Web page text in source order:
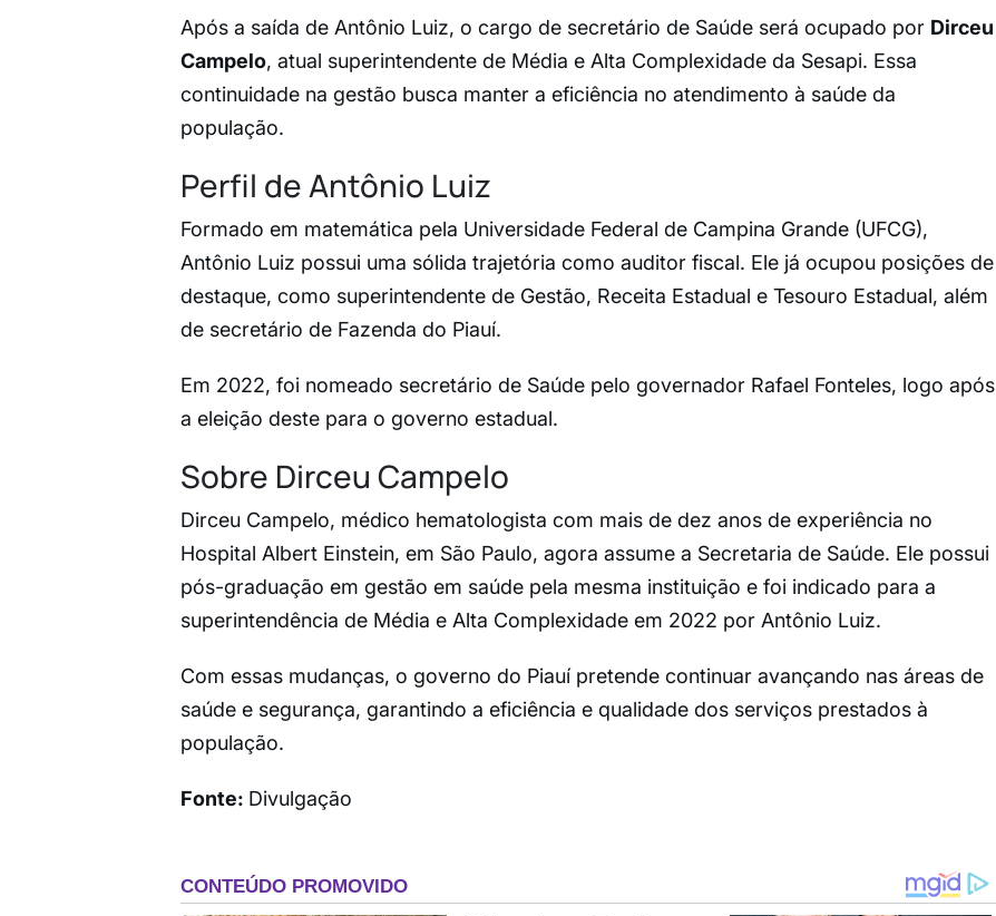
Após a saída de Antônio Luiz, o cargo de secretário de Saúde será ocupado por Dirceu
Campelo, atual superintendente de Média e Alta Complexidade da Sesapi. Essa
continuidade na gestão busca manter a eficiência no atendimento à saúde da
população.
Perfil de Antônio Luiz
Formado em matemática pela Universidade Federal de Campina Grande (UFCG),
Antônio Luiz possui uma sólida trajetória como auditor fiscal. Ele já ocupou posições de
destaque, como superintendente de Gestão, Receita Estadual e Tesouro Estadual, além
de secretário de Fazenda do Piauí.
Em 2022, foi nomeado secretário de Saúde pelo governador Rafael Fonteles, logo após
a eleição deste para o governo estadual.
Sobre Dirceu Campelo
Dirceu Campelo, médico hematologista com mais de dez anos de experiência no
Hospital Albert Einstein, em São Paulo, agora assume a Secretaria de Saúde. Ele possui
pós-graduação em gestão em saúde pela mesma instituição e foi indicado para a
superintendência de Média e Alta Complexidade em 2022 por Antônio Luiz.
Com essas mudanças, o governo do Piauí pretende continuar avançando nas áreas de
saúde e segurança, garantindo a eficiência e qualidade dos serviços prestados à
população.
Fonte: Divulgação